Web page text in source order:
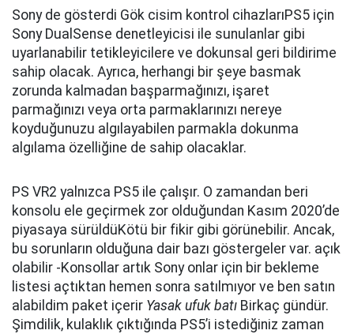
Sony de gösterdi Gök cisim kontrol cihazlarıPS5 için
Sony DualSense denetleyicisi ile sunulanlar gibi
uyarlanabilir tetikleyicilere ve dokunsal geri bildirime
sahip olacak. Ayrıca, herhangi bir şeye basmak
zorunda kalmadan başparmağınızı, işaret
parmağınızı veya orta parmaklarınızı nereye
koyduğunuzu algılayabilen parmakla dokunma
algılama özelliğine de sahip olacaklar.
PS VR2 yalnızca PS5 ile çalışır. O zamandan beri
konsolu ele geçirmek zor olduğundan Kasım 2020’de
piyasaya sürüldüKötü bir fikir gibi görünebilir. Ancak,
bu sorunların olduğuna dair bazı göstergeler var. açık
olabilir -Konsollar artık Sony onlar için bir bekleme
listesi açtıktan hemen sonra satılmıyor ve ben satın
alabildim paket içerir Yasak ufuk batı Birkaç gündür.
Şimdilik, kulaklık çıktığında PS5’i istediğiniz zaman